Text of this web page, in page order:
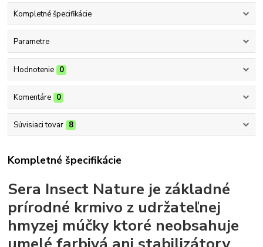
Kompletné špecifikácie
Parametre
Hodnotenie 0
Komentáre 0
Súvisiaci tovar 8
Kompletné špecifikácie
Sera Insect Nature je základné
prírodné krmivo z udržateľnej
hmyzej múčky ktoré neobsahuje